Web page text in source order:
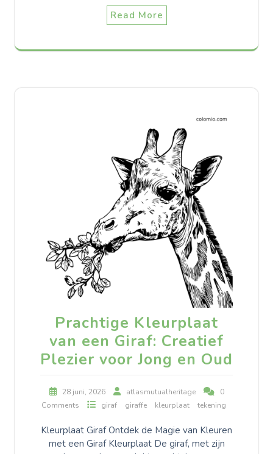
Read More
Prachtige Kleurplaat
van een Giraf: Creatief
Plezier voor Jong en Oud
28 juni, 2026 atlasmutualheritage
0
Comments
giraf giraffe kleurplaat tekening
Kleurplaat Giraf Ontdek de Magie van Kleuren
met een Giraf Kleurplaat De giraf, met zijn